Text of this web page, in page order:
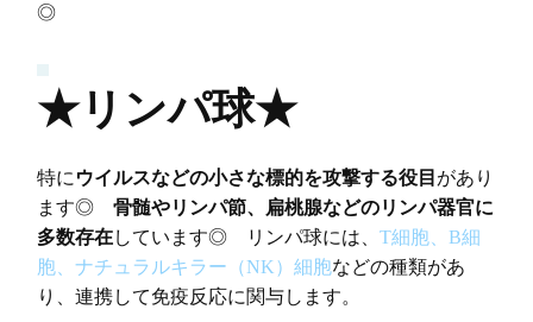
◎
★リンパ球★
特に ウイルスなどの小さな標的を攻撃する役目 があり
ます◎ 骨髄やリンパ節、扁桃腺などのリンパ器官に
多数存在しています◎ リンパ球には、 T細胞、B細
胞、ナチュラルキラー（NK）細胞などの種類があ
り、連携して免疫反応に関与します。